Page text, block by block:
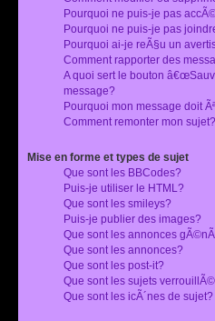
Pourquoi ne puis-je pas
Pourquoi ne puis-je pas
Pourquoi ai-je reÃ§u un
Comment rapporter des
A quoi sert le bouton
message?
Pourquoi mon message doit
Comment remonter mon sujet?
Mise en forme et types de sujet
Que sont les BBCodes?
Puis-je utiliser le HTML?
Que sont les smileys?
Puis-je publier des images?
Que sont les annonces
Que sont les annonces?
Que sont les post-it?
Que sont les sujets
Que sont les icÃ´nes de sujet?